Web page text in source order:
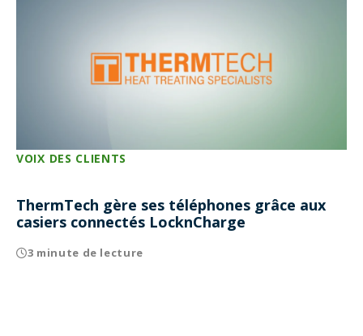
VOIX DES CLIENTS
ThermTech gère ses téléphones grâce aux
casiers connectés LocknCharge
3 minute de lecture